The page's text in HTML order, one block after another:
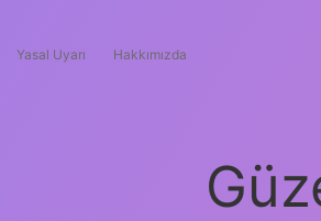
Yasal Uyarı Hakkımızda